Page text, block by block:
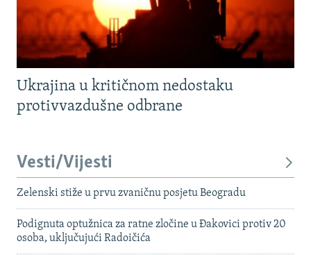
Ukrajina u kritičnom nedostaku
protivvazdušne odbrane
Vesti/Vijesti
Zelenski stiže u prvu zvaničnu posjetu Beogradu
Podignuta optužnica za ratne zločine u Đakovici protiv 20
osoba, uključujući Radoičića